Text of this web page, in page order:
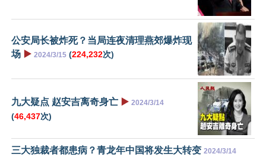
公安局长被炸死？当局连夜清理燕郊爆炸现
场 ▶️ 2024/3/15 (224,232次)
九大疑点 赵安吉离奇身亡 ▶️ 2024/3/14
(46,437次)
三大独裁者都患病？青龙年中国将发生大转变 2024/3/14